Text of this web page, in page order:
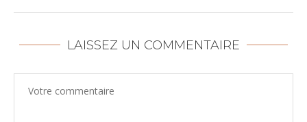
LAISSEZ UN COMMENTAIRE